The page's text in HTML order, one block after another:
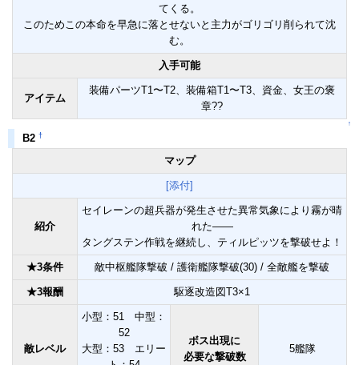
てくる。
このためこの本命を早急に落とせないと主力がゴリゴリ削られて沈
む。
入手可能
アイテム
装備パーツT1〜T2、装備箱T1〜T3、資金、女王の褒
章??
↑
B2 †
マップ
[添付]
紹介
セイレーンの超兵器が発生させた異常気象により霧が晴
れた――
タングステン作戦を継続し、ティルピッツを撃破せよ！
★3条件 敵中枢艦隊撃破 / 護衛艦隊撃破(30) / 全敵艦を撃破
★3報酬 駆逐改造図T3×1
敵レベル
小型：51 中型：
52
大型：53 エリー
ボス出現に
必要な撃破数
5艦隊